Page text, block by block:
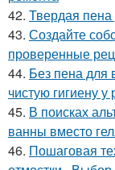
42. Твердая
43. Создайте
проверенные
44. Без пена для
чистую гигиену у
45. В поисках
ванны вместо
46. Пошаговая